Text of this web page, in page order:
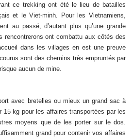
ce trekking ont été le lieu de batailles
et le Viet-minh. Pour les Vietnamiens,
au passé, d’autant plus qu’une grande
rencontrerons ont combattu aux côtés des
dans les villages en est une preuve
sont des chemins très empruntés par
aucun de mine.
avec bretelles ou mieux un grand sac à
15 kg pour les affaires transportées par les
moyens que de les porter sur le dos.
grand pour contenir vos affaires